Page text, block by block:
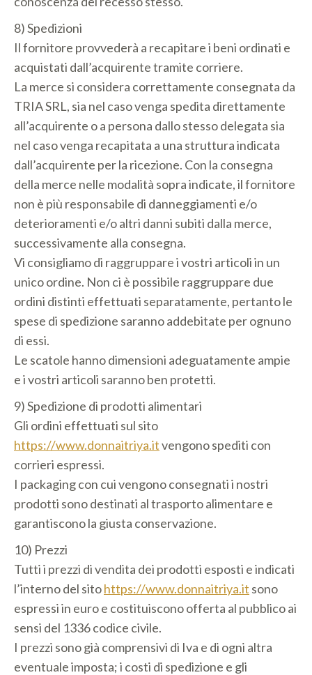
8) Spedizioni
Il fornitore provvederà a recapitare i beni ordinati e
acquistati dall’acquirente tramite corriere.
La merce si considera correttamente consegnata da
TRIA SRL, sia nel caso venga spedita direttamente
all’acquirente o a persona dallo stesso delegata sia
nel caso venga recapitata a una struttura indicata
dall’acquirente per la ricezione. Con la consegna
della merce nelle modalità sopra indicate, il fornitore
non è più responsabile di danneggiamenti e/o
deterioramenti e/o altri danni subiti dalla merce,
successivamente alla consegna.
Vi consigliamo di raggruppare i vostri articoli in un
unico ordine. Non ci è possibile raggruppare due
ordini distinti effettuati separatamente, pertanto le
spese di spedizione saranno addebitate per ognuno
di essi.
Le scatole hanno dimensioni adeguatamente ampie
e i vostri articoli saranno ben protetti.
9) Spedizione di prodotti alimentari
Gli ordini effettuati sul sito
https://www.donnaitriya.itvengono spediti con
corrieri espressi.
I packaging con cui vengono consegnati i nostri
prodotti sono destinati al trasporto alimentare e
garantiscono la giusta conservazione.
10) Prezzi
Tutti i prezzi di vendita dei prodotti esposti e indicati
l’interno del sitohttps://www.donnaitriya.it sono
espressi in euro e costituiscono offerta al pubblico ai
sensi del 1336 codice civile.
I prezzi sono già comprensivi di Iva e di ogni altra
eventuale imposta; i costi di spedizione e gli